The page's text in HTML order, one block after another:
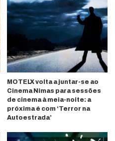
MOTELX volta a juntar-se ao
Cinema Nimas para sessões
de cinema à meia-noite: a
próxima é com ‘Terror na
Autoestrada’